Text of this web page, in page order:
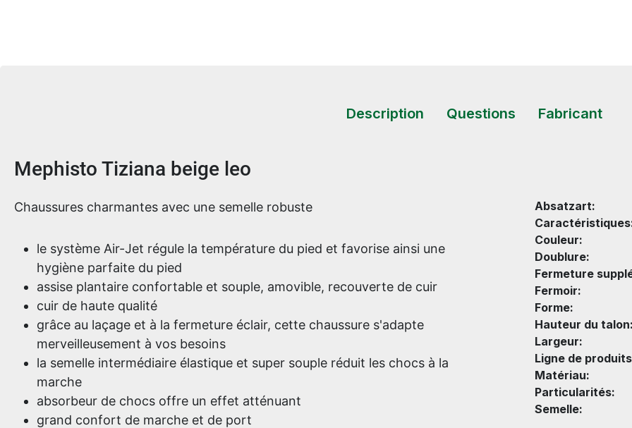
Description Questions Fabricant
Informations sur le produit
Mephisto Tiziana beige leo
Chaussures charmantes avec une semelle robuste
le système Air-Jet régule la température du pied et favorise ainsi une
hygiène parfaite du pied
assise plantaire confortable et souple, amovible, recouverte de cuir
cuir de haute qualité
grâce au laçage et à la fermeture éclair, cette chaussure s'adapte
merveilleusement à vos besoins
la semelle intermédiaire élastique et super souple réduit les chocs à la
marche
absorbeur de chocs offre un effet atténuant
grand confort de marche et de port
Absatzart:
Couleur:
Doublure:
Fermeture
Fermoir:
Forme:
Hauteur du
Largeur:
Ligne de
Matériau:
Particularités:
Semelle: